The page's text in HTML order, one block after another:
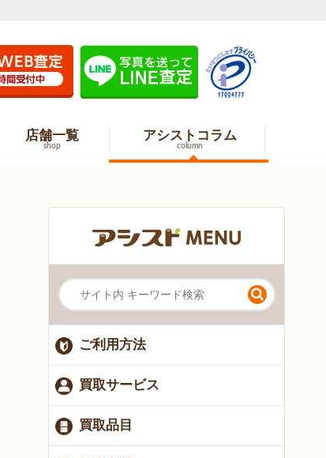
店舗一覧
shop
アシストコラム
column
ご利用方法
買取サービス
買取品目